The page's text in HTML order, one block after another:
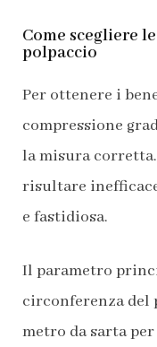
Come scegliere
polpaccio
Per ottenere i
compressione
la misura
risultare
e fastidiosa.
Il parametro
circonferenza del
metro da sarta